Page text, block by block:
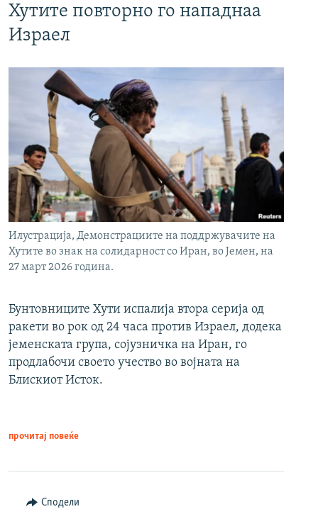
Хутите повторно го нападнаа
Израел
Илустрација, Демонстрациите на поддржувачите на
Хутите во знак на солидарност со Иран, во Јемен, на
27 март 2026 година.
Бунтовниците Хути испалија втора серија од
ракети во рок од 24 часа против Израел, додека
јеменската група, сојузничка на Иран, го
продлабочи своето учество во војната на
Блискиот Исток.
прочитај повеќе
Сподели